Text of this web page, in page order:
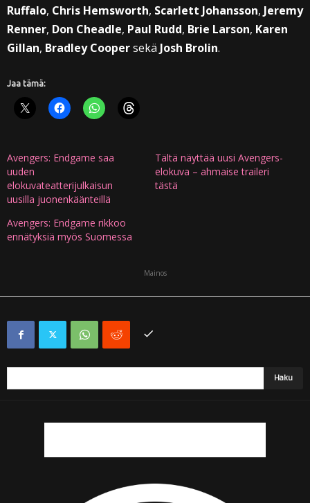
Ruffalo, Chris Hemsworth, Scarlett Johansson, Jeremy
Renner, Don Cheadle, Paul Rudd, Brie Larson, Karen
Gillan, Bradley Coopersekä Josh Brolin.
Jaa tämä:
Avengers: Endgame saa
uuden
elokuvateatterijulkaisun
uusilla juonenkäänteillä
Tältä näyttää uusi Avengers-
elokuva – ahmaise traileri
tästä
Avengers: Endgame rikkoo
ennätyksiä myös Suomessa
Mainos